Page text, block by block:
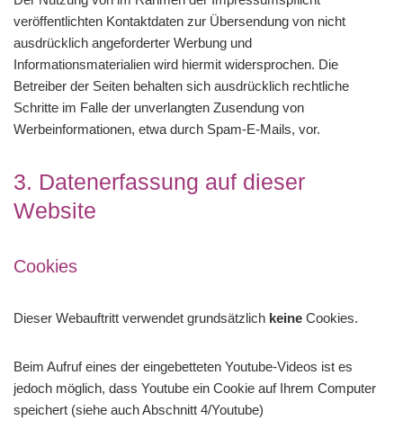
veröffentlichten Kontaktdaten zur Übersendung von nicht
ausdrücklich angeforderter Werbung und
Informationsmaterialien wird hiermit widersprochen. Die
Betreiber der Seiten behalten sich ausdrücklich rechtliche
Schritte im Falle der unverlangten Zusendung von
Werbeinformationen, etwa durch Spam-E-Mails, vor.
3. Datenerfassung auf dieser
Website
Cookies
Dieser Webauftritt verwendet grundsätzlich keine Cookies.
Beim Aufruf eines der eingebetteten Youtube-Videos ist es
jedoch möglich, dass Youtube ein Cookie auf Ihrem Computer
speichert (siehe auch Abschnitt 4/Youtube)